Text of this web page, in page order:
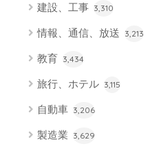
建設、工事 3,310
情報、通信、放送 3,213
教育 3,434
旅行、ホテル 3,115
自動車 3,206
製造業 3,629